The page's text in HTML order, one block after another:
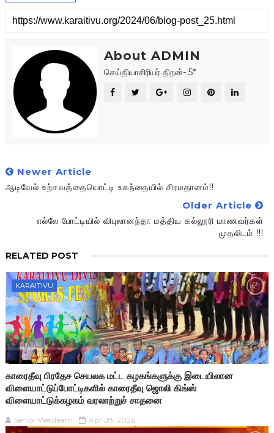
About ADMIN
செய்தியாசிரியர் திறன்- 5*
Newer Article
ஆடிவேல் உற்சவத்தையொட்டி உகந்தையில் சிரமதானம்!!
Older Article
எல்லே போட்டியில் விபுலானந்தா மத்திய கல்லூரி மாணவர்கள்
முதலிடம் !!!
RELATED POST
KARAITIVU
காரைதீவு பிரதேச செயலக மட்ட கழகங்களுக்கு இடையிலான
விளையாட்டுப்போட்டிகளில் காரைதீவு ஜொலி கிங்ஸ்
விளையாட்டுக்கழகம் வரலாற்றுச் சாதனை
Senior WebTeam Apr 28, 2026